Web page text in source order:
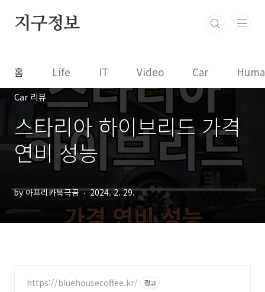
지구정보
홈 Life IT Video Car
Car 리뷰
스타리아 하이브리드 가격
연비 성능
by 아프리카북극곰 2024. 2. 29.
https://bluehousecoffee.kr/ 광고